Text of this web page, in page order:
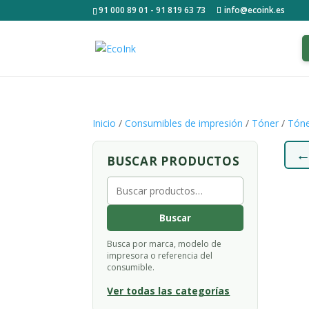
91 000 89 01 - 91 819 63 73 info@ecoink.es
Inicio /Consumibles de impresión / Tóner /
BUSCAR PRODUCTOS
Buscar
por:
Buscar
Busca por marca, modelo de
impresora o referencia del
consumible.
Ver todas las categorías